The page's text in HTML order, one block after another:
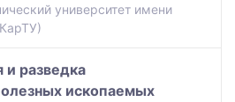
университет имени
и разведка
ископаемых